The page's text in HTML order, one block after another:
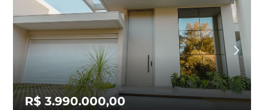
R$ 3.990.000,00